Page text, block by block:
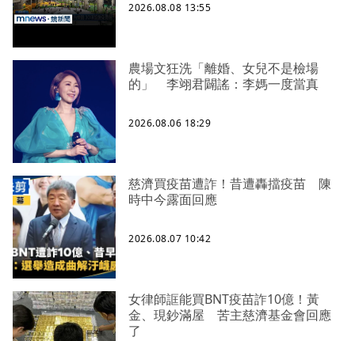
2026.08.08 13:55
農場文狂洗「離婚、女兒不是檢場
的」 李翊君闢謠：李媽一度當真
2026.08.06 18:29
慈濟買疫苗遭詐！昔遭轟擋疫苗 陳
時中今露面回應
2026.08.07 10:42
女律師誆能買BNT疫苗詐10億！黃
金、現鈔滿屋 苦主慈濟基金會回應
了